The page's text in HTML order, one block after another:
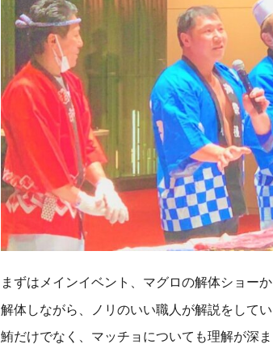
まずはメインイベント、マグロの解体ショー
解体しながら、ノリのいい職人が解説をして
鮪だけでなく、マッチョについても理解が深